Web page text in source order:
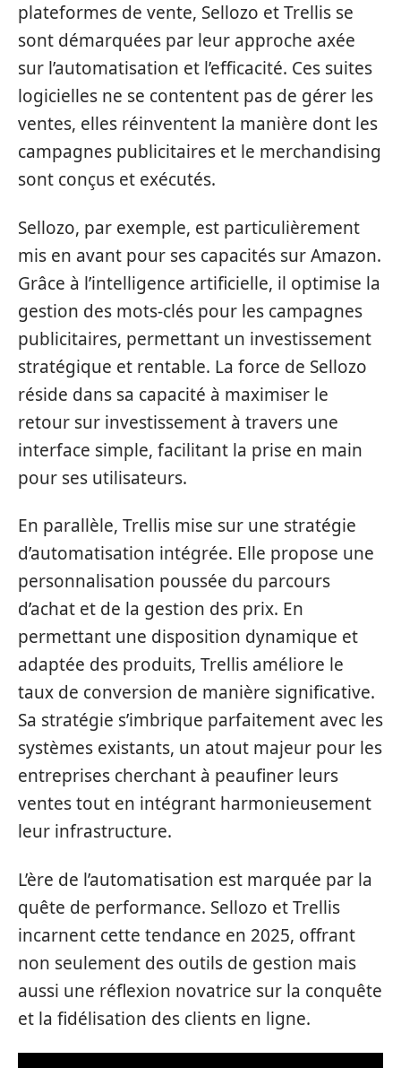
plateformes de vente, Sellozo et Trellis se
sont démarquées par leur approche axée
sur l’automatisation et l’efficacité. Ces suites
logicielles ne se contentent pas de gérer les
ventes, elles réinventent la manière dont les
campagnes publicitaires et le merchandising
sont conçus et exécutés.
Sellozo, par exemple, est particulièrement
mis en avant pour ses capacités sur Amazon.
Grâce à l’intelligence artificielle, il optimise la
gestion des mots-clés pour les campagnes
publicitaires, permettant un investissement
stratégique et rentable. La force de Sellozo
réside dans sa capacité à maximiser le
retour sur investissement à travers une
interface simple, facilitant la prise en main
pour ses utilisateurs.
En parallèle, Trellis mise sur une stratégie
d’automatisation intégrée. Elle propose une
personnalisation poussée du parcours
d’achat et de la gestion des prix. En
permettant une disposition dynamique et
adaptée des produits, Trellis améliore le
taux de conversion de manière significative.
Sa stratégie s’imbrique parfaitement avec les
systèmes existants, un atout majeur pour les
entreprises cherchant à peaufiner leurs
ventes tout en intégrant harmonieusement
leur infrastructure.
L’ère de l’automatisation est marquée par la
quête de performance. Sellozo et Trellis
incarnent cette tendance en 2025, offrant
non seulement des outils de gestion mais
aussi une réflexion novatrice sur la conquête
et la fidélisation des clients en ligne.